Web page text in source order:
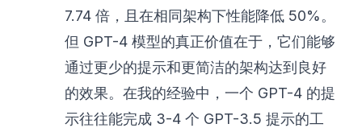
7.74 倍，且在相同架构下性能降低 50%。
但 GPT-4 模型的真正价值在于，它们能够
通过更少的提示和更简洁的架构达到良好
的效果。在我的经验中，一个 GPT-4 的提
示往往能完成 3-4 个 GPT-3.5 提示的工